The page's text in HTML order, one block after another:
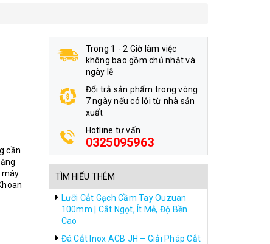
cần
máy
Trong 1 - 2 Giờ làm việc
không bao gồm chủ nhật và
ngày lễ
Đổi trả sản phẩm trong vòng
7 ngày nếu có lỗi từ nhà sản
xuất
Hotline tư vấn
0325095963
TÌM HIỂU THÊM
Lưỡi Cắt Gạch Cầm Tay Ouzuan
100mm | Cắt Ngọt, Ít Mẻ, Độ Bền
Cao
Đá Cắt Inox ACB JH – Giải Pháp Cắt